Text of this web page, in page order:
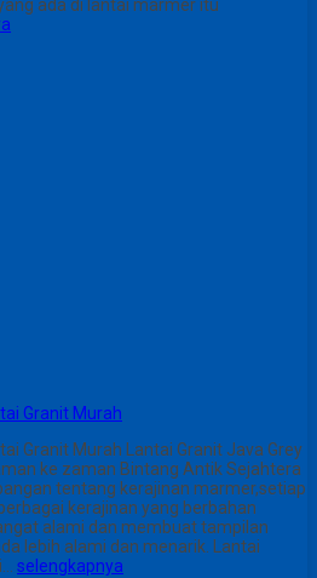
ada di lantai marmer itu
Granit Murah
Granit Murah Lantai Granit Java Grey
ke zaman Bintang Antik Sejahtera
tentang kerajinan marmer,setiap
kerajinan yang berbahan
alami dan membuat tampilan
lebih alami dan menarik. Lantai
selengkapnya